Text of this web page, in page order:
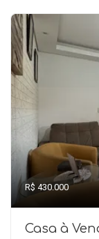
R$ 430.000
Casa à